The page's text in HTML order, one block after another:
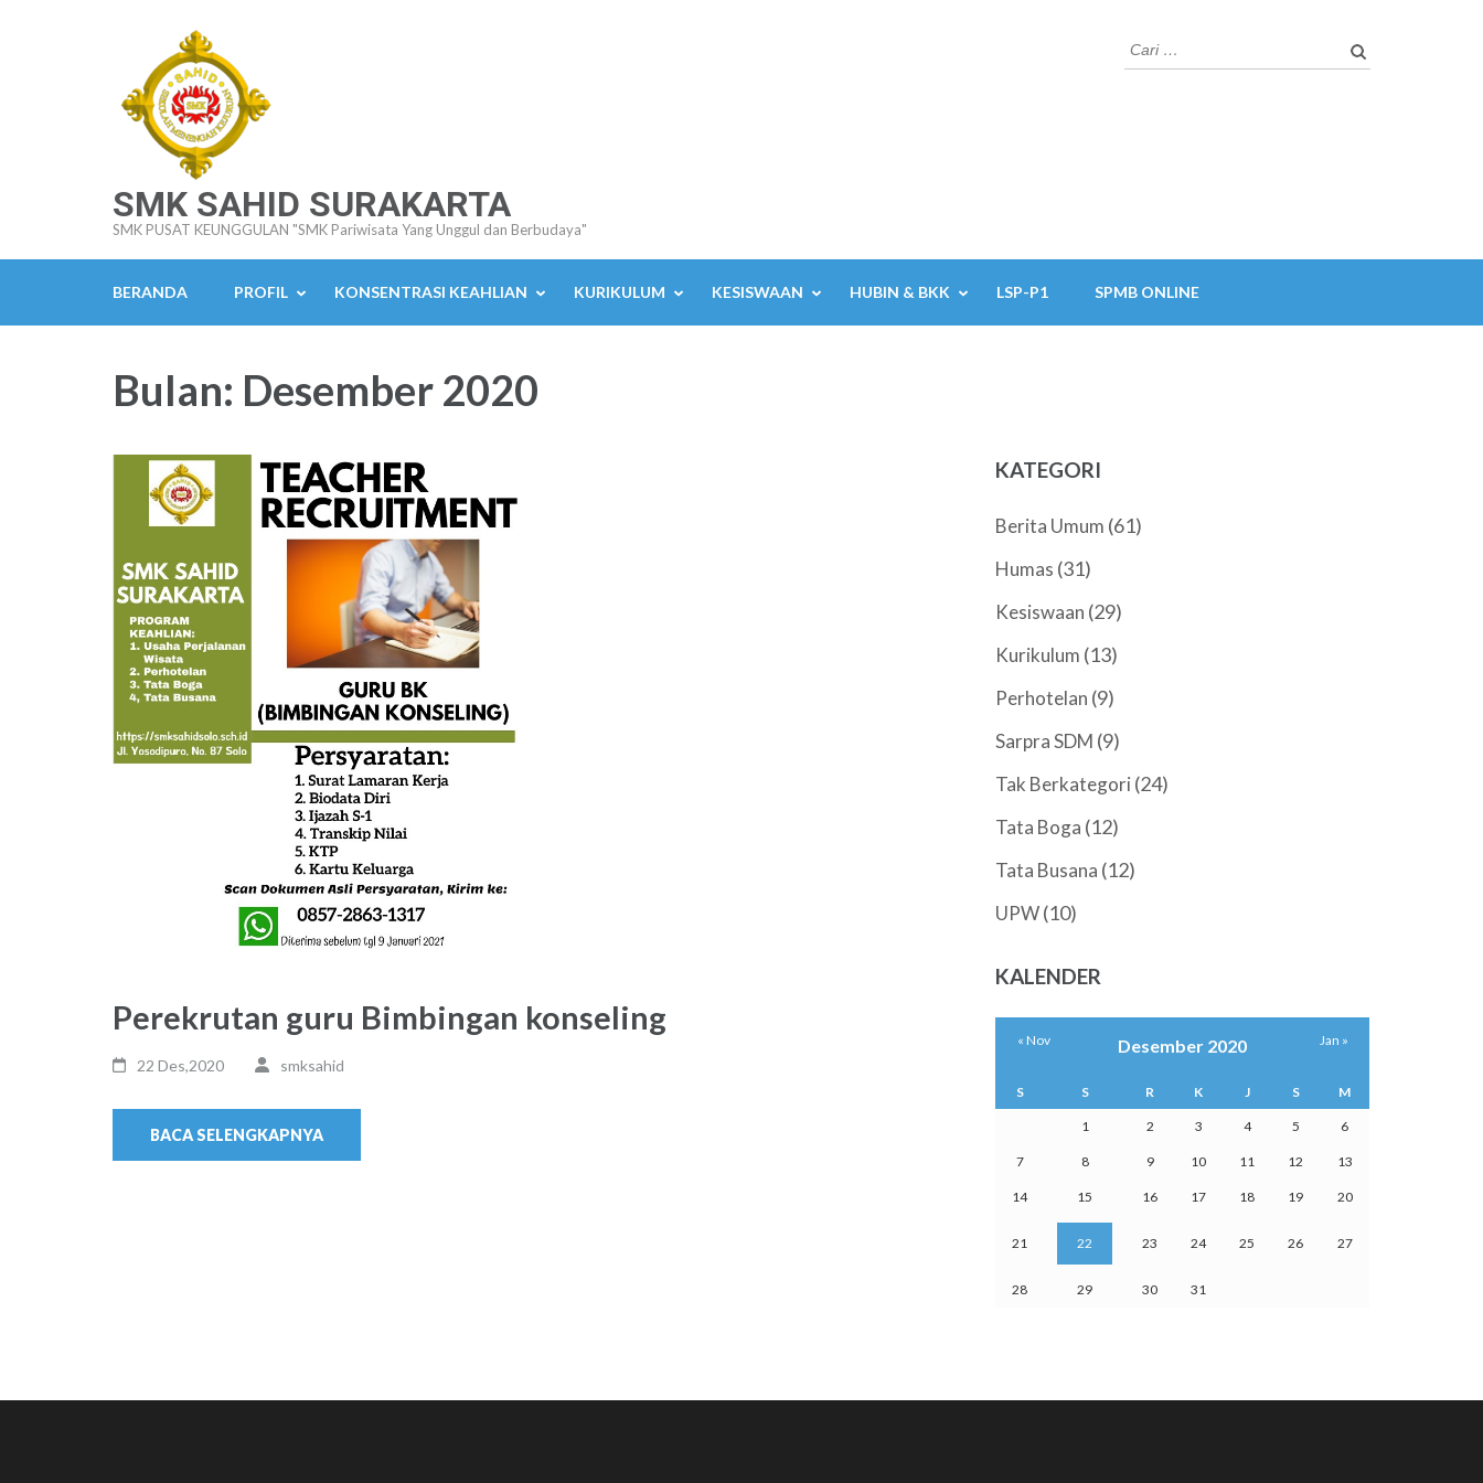
SMK SAHID SURAKARTA
SMK PUSAT KEUNGGULAN "SMK Pariwisata Yang Unggul dan Berbudaya"
Cari
untuk:
BERANDA PROFIL KONSENTRASI KEAHLIAN KURIKULUM KESISWAAN HUBIN & BKK LSP-P1 SPMB ONLINE
Bulan: Desember 2020
Perekrutan guru Bimbingan konseling
22 Des,2020 smksahid
BACA SELENGKAPNYA
KATEGORI
Berita Umum (61)
Humas (31)
Kesiswaan (29)
Kurikulum (13)
Perhotelan (9)
Sarpra SDM (9)
Tak Berkategori (24)
Tata Boga (12)
Tata Busana (12)
UPW(10)
KALENDER
Desember 2020
S S R K J S M
1 2 3 4 5 6
7 8 9 10 11 12 13
14 15 16 17 18 19 20
21 22 23 24 25 26 27
28 29 30 31
« Nov Jan »